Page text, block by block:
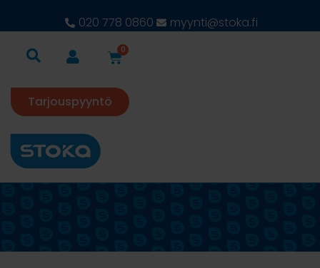
020 778 0860 myynti@stoka.fi
0
Tarjouspyyntö